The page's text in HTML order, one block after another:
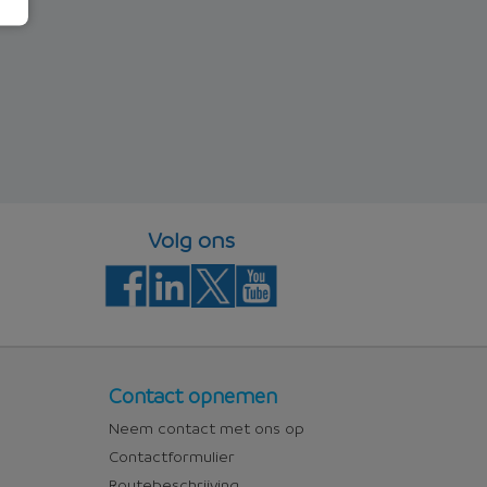
Volg ons
Contact
Contact opnemen
Neem contact met ons op
Contactformulier